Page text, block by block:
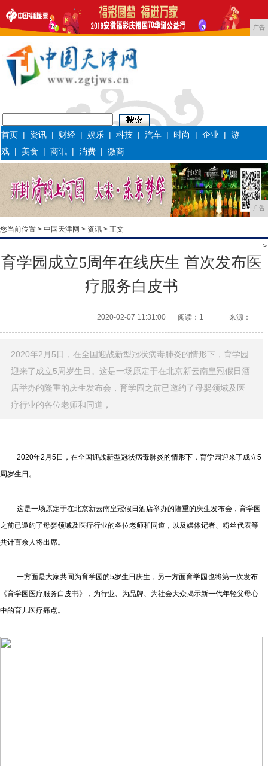
广告
首页 | 资讯 | 财经 |娱乐 |科技 |汽车 | 时尚 |企业 |游
戏 | 美食 |商讯 |消费 |微商
广告
您当前位置 > 中国天津网 > 资讯 > 正文
>
育学园成立5周年在线庆生 首次发布医
疗服务白皮书
2020-02-07 11:31:00 阅读：1 来源：
2020年2月5日，在全国迎战新型冠状病毒肺炎的情形下，育学园
迎来了成立5周岁生日。这是一场原定于在北京新云南皇冠假日酒
店举办的隆重的庆生发布会，育学园之前已邀约了母婴领域及医
疗行业的各位老师和同道，
2020年2月5日，在全国迎战新型冠状病毒肺炎的情形下，育学园迎来了成立5
周岁生日。
这是一场原定于在北京新云南皇冠假日酒店举办的隆重的庆生发布会，育学园
之前已邀约了母婴领域及医疗行业的各位老师和同道，以及媒体记者、粉丝代表等
共计百余人将出席。
一方面是大家共同为育学园的5岁生日庆生，另一方面育学园也将第一次发布
《育学园医疗服务白皮书》，为行业、为品牌、为社会大众揭示新一代年轻父母心
中的育儿医疗痛点。